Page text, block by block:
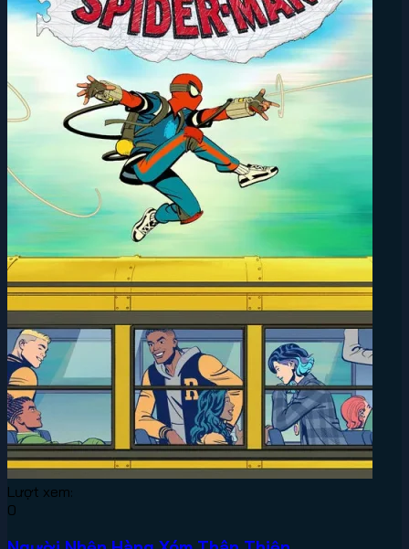
Lượt xem:
0